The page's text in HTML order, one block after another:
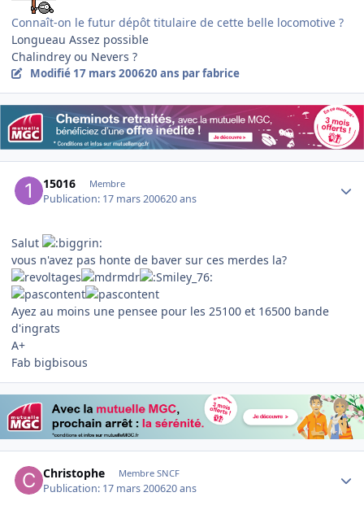
Connaît-on le futur dépôt titulaire de cette belle locomotive ?
Longueau Assez possible
Chalindrey ou Nevers ?
Modifié 17 mars 200620 ans par fabrice
15016 Membre
Publication: 17 mars 200620 ans
Salut
vous n'avez pas honte de baver sur ces merdes la?
Ayez au moins une pensee pour les 25100 et 16500 bande
d'ingrats
A+
Fab bigbisous
Christophe Membre SNCF
Publication: 17 mars 200620 ans